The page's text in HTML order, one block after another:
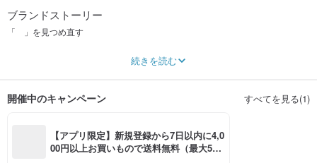
ブランドストーリー
「 」を見つめ直す
ARLEQUINとは、イタリアの即興喜劇に登場する２面性のあるキャラクター
「アルルカン」を語源とする、仕事も遊びも楽しむ大人へ向けたブランドで
「 」を見つめ直す。ARLEQUIN が見つめ直す
いう、慣れや固定概念。すべてを根底から見つめ直し、新たな機能や価値を加
えた商品を提案します。また、「自らも用いたき器を作るべし」という、民藝
的アプローチを実践しつつクラフトマンシップの品質や、現代の製造方法、異
続きを読む
開催中のキャンペーン すべてを見る(1)
【アプリ限定】新規登録から7日以内に4,0
00円以上お買いもので送料無料（最大500